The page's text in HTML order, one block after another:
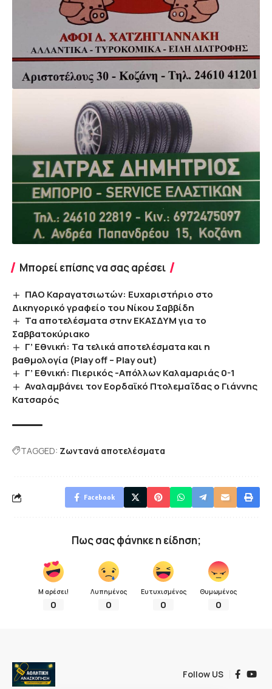
Μπορεί επίσης να σας αρέσει
ΠΑΟ Καραγατσιωτών: Ευχαριστήριο στο
Δικηγορικό γραφείο του Νίκου Σαββίδη
Τα αποτελέσματα στην ΕΚΑΣΔΥΜ για το
Σαββατοκύριακο
Γ’ Εθνική: Τα τελικά αποτελέσματα και η
βαθμολογία (Play off – Play out)
Γ’ Εθνική: Πιερικός -Απόλλων Καλαμαριάς 0-1
Αναλαμβάνει τον Εορδαϊκό Πτολεμαΐδας ο Γιάννης
Κατσαρός
TAGGED: Ζωντανά αποτελέσματα
Facebook
Πως σας φάνηκε η είδηση;
Μ αρέσει!
0
Λυπημένος
0
Ευτυχισμένος
0
Θυμωμένος
0
Follow US